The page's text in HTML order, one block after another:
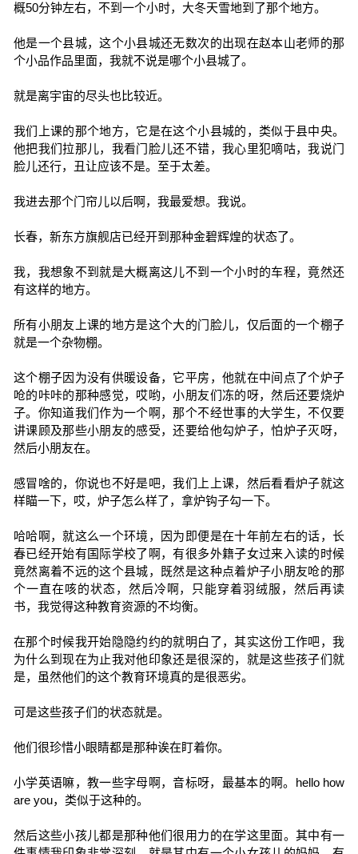
概50分钟左右，不到一个小时，大冬天雪地到了那个地方。
他是一个县城，这个小县城还无数次的出现在赵本山老师的那
个小品作品里面，我就不说是哪个小县城了。
就是离宇宙的尽头也比较近。
我们上课的那个地方，它是在这个小县城的，类似于县中央。
他把我们拉那儿，我看门脸儿还不错，我心里犯嘀咕，我说门
脸儿还行，丑让应该不是。至于太差。
我进去那个门帘儿以后啊，我最爱想。我说。
长春，新东方旗舰店已经开到那种金碧辉煌的状态了。
我，我想象不到就是大概离这儿不到一个小时的车程，竟然还
有这样的地方。
所有小朋友上课的地方是这个大的门脸儿，仅后面的一个棚子
就是一个杂物棚。
这个棚子因为没有供暖设备，它平房，他就在中间点了个炉子
呛的咔咔的那种感觉，哎哟，小朋友们冻的呀，然后还要烧炉
子。你知道我们作为一个啊，那个不经世事的大学生，不仅要
讲课顾及那些小朋友的感受，还要给他勾炉子，怕炉子灭呀，
然后小朋友在。
感冒啥的，你说也不好是吧，我们上上课，然后看看炉子就这
样瞄一下，哎，炉子怎么样了，拿炉钩子勾一下。
哈哈啊，就这么一个环境，因为即便是在十年前左右的话，长
春已经开始有国际学校了啊，有很多外籍子女过来入读的时候
竟然离着不远的这个县城，既然是这种点着炉子小朋友呛的那
个一直在咳的状态，然后冷啊，只能穿着羽绒服，然后再读
书，我觉得这种教育资源的不均衡。
在那个时候我开始隐隐约约的就明白了，其实这份工作吧，我
为什么到现在为止我对他印象还是很深的，就是这些孩子们就
是，虽然他们的这个教育环境真的是很恶劣。
可是这些孩子们的状态就是。
他们很珍惜小眼睛都是那种诶在盯着你。
小学英语嘛，教一些字母啊，音标呀，最基本的啊。hello how
are you，类似于这种的。
然后这些小孩儿都是那种他们很用力的在学这里面。其中有一